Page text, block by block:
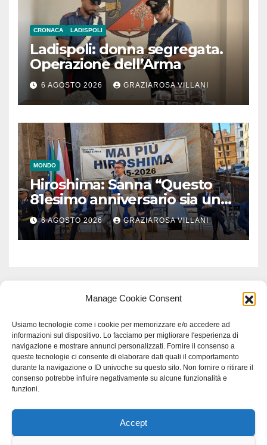
Manage Cookie Consent
Usiamo tecnologie come i cookie per memorizzare e/o accedere ad
informazioni sul dispositivo. Lo facciamo per migliorare l'esperienza di
navigazione e mostrare annunci personalizzati. Fornire il consenso a
queste tecnologie ci consente di elaborare dati quali il comportamento
durante la navigazione o ID univoche su questo sito. Non fornire o ritirare il
consenso potrebbe influire negativamente su alcune funzionalità e
funzioni.
Accept
CRONACA LADISPOLI
Ladispoli: donna segregata.
Operazione dell’Arma
6 AGOSTO 2026 GRAZIAROSA VILLANI
MONDO
Hiroshima: Sanna “Questo
81esimo anniversario sia un
monito per tutti”
6 AGOSTO 2026 GRAZIAROSA VILLANI
Proudly powered by WordPress|Tema: Newspaperex di